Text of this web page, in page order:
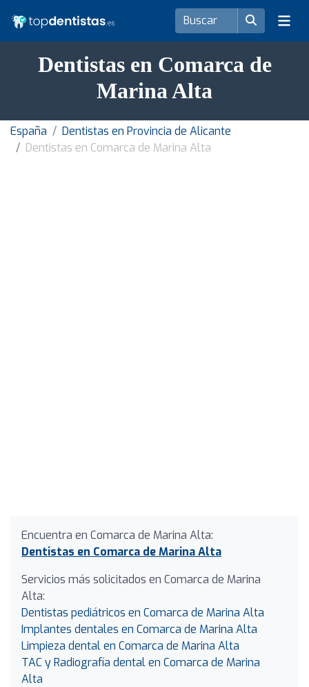
Dentistas en Comarca de
Marina Alta
España
Dentistas en Provincia de Alicante
Dentistas en Comarca de Marina Alta
Encuentra en Comarca de Marina Alta:
Dentistas en Comarca de Marina Alta
Servicios más solicitados en Comarca de Marina
Alta:
Dentistas pediátricos en Comarca de Marina Alta
Implantes dentales en Comarca de Marina Alta
Limpieza dental en Comarca de Marina Alta
TAC y Radiografía dental en Comarca de Marina
Alta